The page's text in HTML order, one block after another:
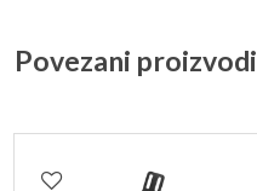
Povezani proizvodi